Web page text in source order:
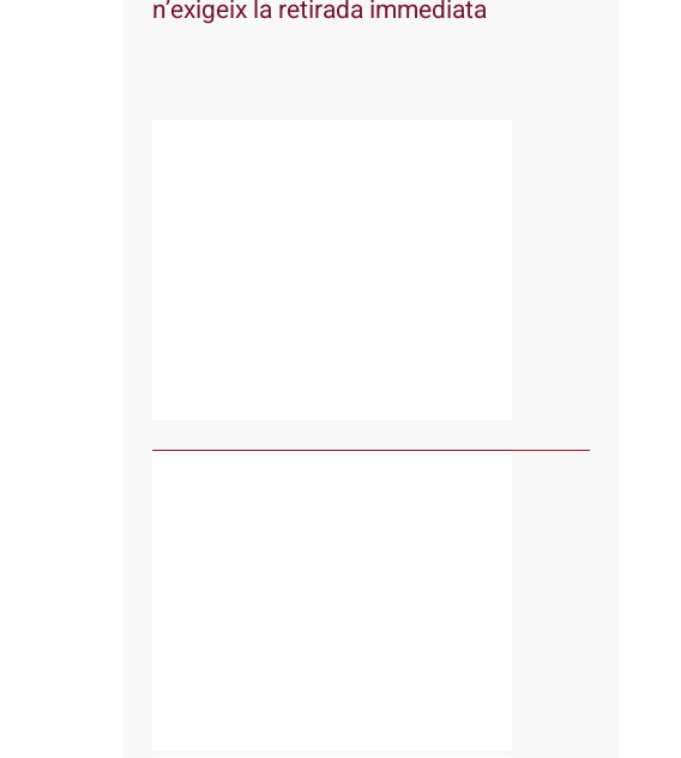
n’exigeix la retirada immediata